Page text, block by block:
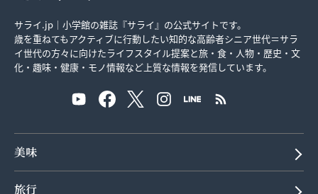
サライ.jp｜小学館の雑誌『サライ』の公式サイトです。
歳を重ねてもアクティブに行動したい知的な高齢者シニア世代＝サラ
イ世代の方々に向けたライフスタイル提案と旅・食・人物・歴史・文
化・趣味・健康・モノ情報など上質な情報を発信しています。
美味
旅行